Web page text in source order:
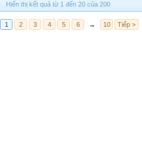
Hiển thị kết quả từ 1 đến 20 của 200
1 2 3 4 5 6 → 10 Tiếp >